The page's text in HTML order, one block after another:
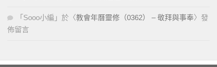
「 Sooo小編 」於〈教會年曆靈修（0362） – 敬拜與事奉〉發
佈留言